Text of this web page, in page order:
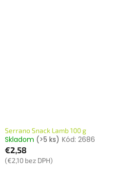
Serrano Snack Lamb 100 g
Skladom (>5 ks) Kód: 2686
€2,58
(€2,10 bez DPH)